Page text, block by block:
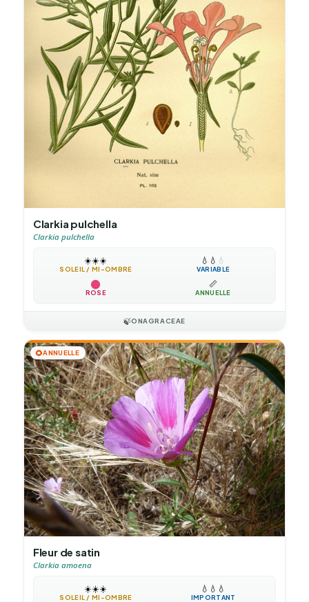
Clarkia pulchella
Clarkia pulchella
☀️☀️☀️
SOLEIL / MI-OMBRE
💧 💧 💧
VARIABLE
ROSE
📏
ANNUELLE
🍃ONAGRACEAE
🌻ANNUELLE
Fleur de satin
Clarkia amoena
☀️☀️☀️
SOLEIL / MI-OMBRE
💧 💧 💧
IMPORTANT